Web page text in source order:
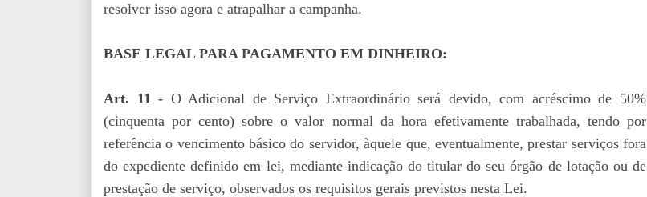
resolver isso agora e atrapalhar a campanha.
BASE LEGAL PARA PAGAMENTO EM DINHEIRO:
Art. 11 - O Adicional de Serviço Extraordinário será devido, com acréscimo de 50%
(cinquenta por cento) sobre o valor normal da hora efetivamente trabalhada, tendo por
referência o vencimento básico do servidor, àquele que, eventualmente, prestar serviços fora
do expediente definido em lei, mediante indicação do titular do seu órgão de lotação ou de
prestação de serviço, observados os requisitos gerais previstos nesta Lei.